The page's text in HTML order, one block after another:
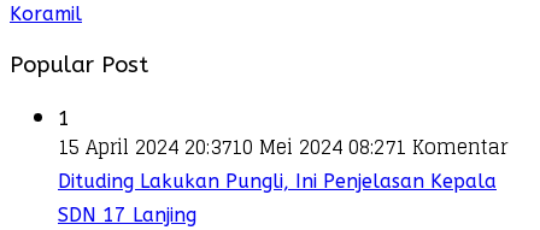
Koramil
Popular Post
1
15 April 2024 20:3710 Mei 2024 08:271 Komentar
Dituding Lakukan Pungli, Ini Penjelasan Kepala
SDN 17 Lanjing